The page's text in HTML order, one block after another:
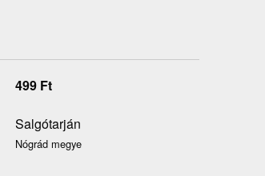
499 Ft
Salgótarján
Nógrád megye